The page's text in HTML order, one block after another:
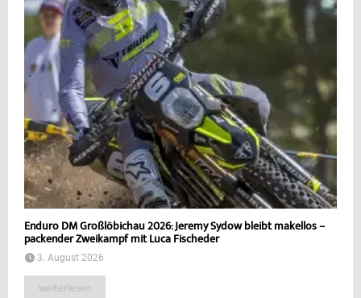
Enduro DM Großlöbichau 2026: Jeremy Sydow bleibt makellos –
packender Zweikampf mit Luca Fischeder
3. August 2026
weiterlesen